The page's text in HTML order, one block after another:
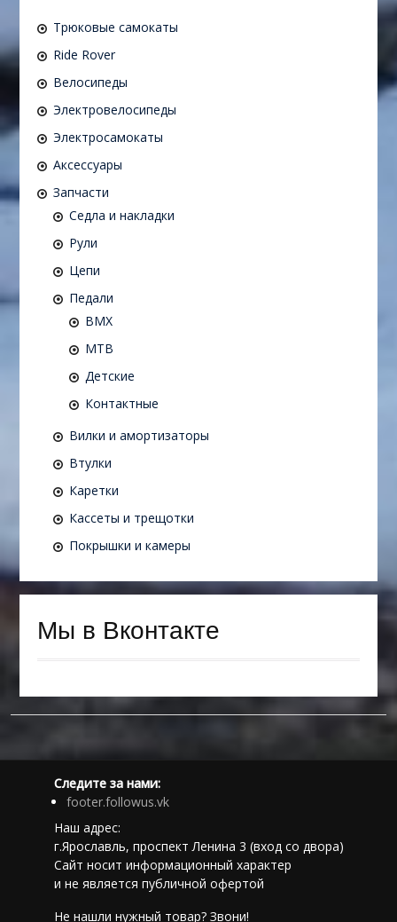
Трюковые самокаты
Ride Rover
Велосипеды
Электровелосипеды
Электросамокаты
Аксессуары
Запчасти
Седла и накладки
Рули
Цепи
Педали
BMX
MTB
Детские
Контактные
Вилки и амортизаторы
Втулки
Каретки
Кассеты и трещотки
Покрышки и камеры
Мы в Вконтакте
Следите за нами:
footer.followus.vk
Наш адрес:
г.Ярославль, проспект Ленина 3 (вход со двора)
Сайт носит информационный характер
и не является публичной офертой
Не нашли нужный товар? Звони!